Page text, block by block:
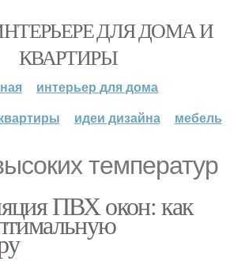
ДЛЯ ДОМА И
КВАРТИРЫ
интерьер для дома
идеи дизайна мебель
температур
ПВХ окон: как